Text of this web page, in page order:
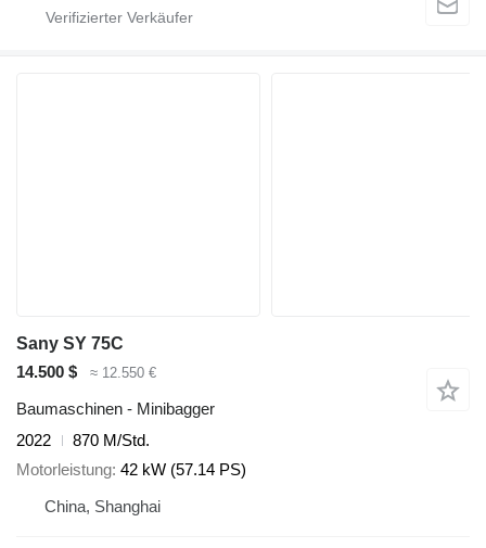
Sany SY 75C
14.500 $
≈ 12.550 €
Baumaschinen - Minibagger
2022
870 M/Std.
Motorleistung 42 kW (57.14 PS)
China, Shanghai